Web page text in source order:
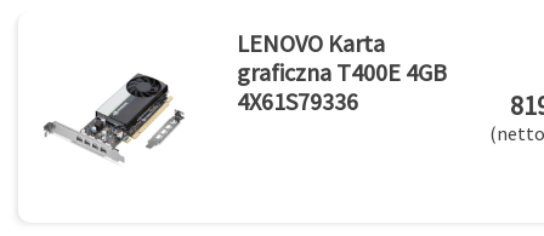
LENOVO Karta
graficzna T400E 4GB
4X61S79336